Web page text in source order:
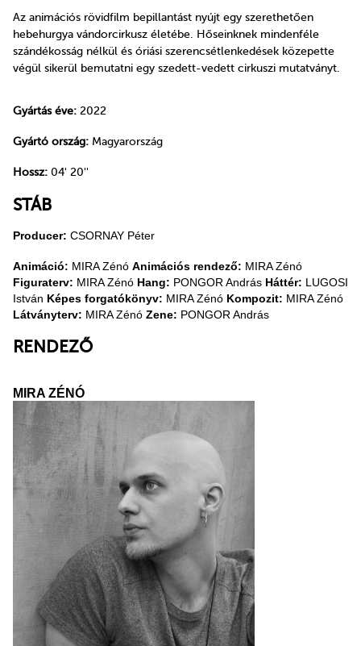
Az animációs rövidfilm bepillantást nyújt egy szerethetően
hebehurgya vándorcirkusz életébe. Hőseinknek mindenféle
szándékosság nélkül és óriási szerencsétlenkedések közepette
végül sikerül bemutatni egy szedett-vedett cirkuszi mutatványt.
Gyártás éve: 2022
Gyártó ország: Magyarország
Hossz: 04' 20''
STÁB
Producer: CSORNAY Péter
Animáció: MIRA Zénó Animációs rendező: MIRA Zénó
Figuraterv: MIRA Zénó Hang: PONGOR András Háttér: LUGOSI
István Képes forgatókönyv: MIRA Zénó Kompozit: MIRA Zénó
Látványterv: MIRA Zénó Zene: PONGOR András
RENDEZŐ
MIRA ZÉNÓ